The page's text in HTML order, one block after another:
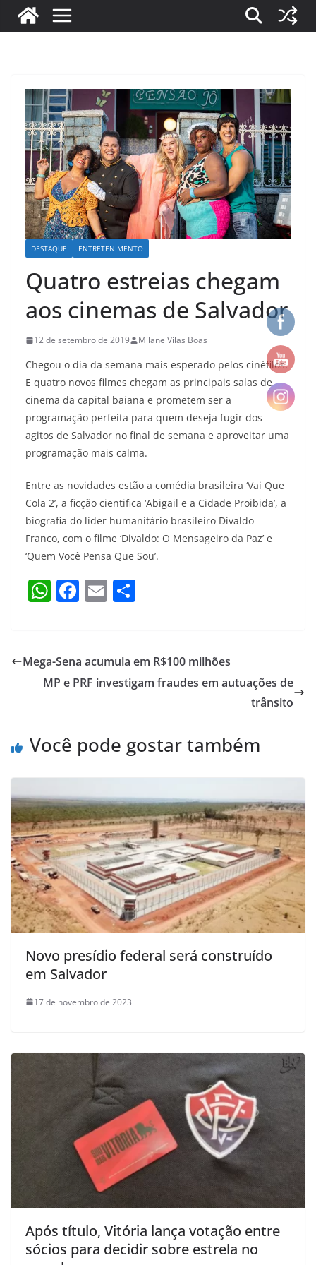
DESTAQUE ENTRETENIMENTO
Quatro estreias chegam
aos cinemas de Salvador
12 de setembro de 2019 Milane Vilas Boas
Chegou o dia da semana mais esperado pelos cinéfilos.
E quatro novos filmes chegam as principais salas de
cinema da capital baiana e prometem ser a
programação perfeita para quem deseja fugir dos
agitos de Salvador no final de semana e aproveitar uma
programação mais calma.
Entre as novidades estão a comédia brasileira ‘Vai Que
Cola 2’, a ficção cientifica ‘Abigail e a Cidade Proibida’, a
biografia do líder humanitário brasileiro Divaldo
Franco, com o filme ‘Divaldo: O Mensageiro da Paz’ e
‘Quem Você Pensa Que Sou’.
W
s
A
F
e
b
k
E
l e
Mega-Sena acumula em R$100 milhões
MP e PRF investigam fraudes em autuações de
trânsito
Você pode gostar também
Novo presídio federal será construído
em Salvador
17 de novembro de 2023
Após título, Vitória lança votação entre
sócios para decidir sobre estrela no